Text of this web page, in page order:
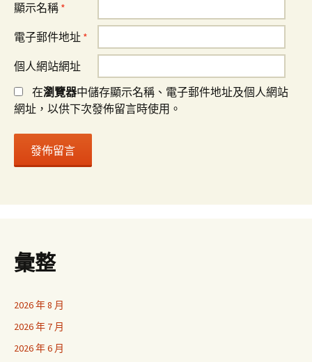
顯示名稱 *
電子郵件地址 *
個人網站網址
在瀏覽器中儲存顯示名稱、電子郵件地址及個人網站
網址，以供下次發佈留言時使用。
彙整
2026 年 8 月
2026 年 7 月
2026 年 6 月